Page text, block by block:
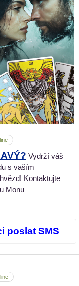
Vydrží váš
s vaším
Kontaktujte
Monu
poslat SMS